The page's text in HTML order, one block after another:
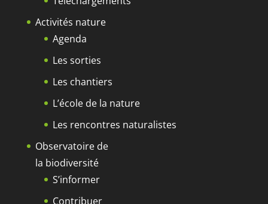
Activités nature
Agenda
Les sorties
Les chantiers
L’école de la nature
Les rencontres naturalistes
Observatoire de
la biodiversité
S’informer
Contribuer